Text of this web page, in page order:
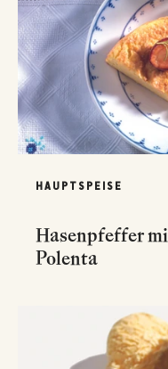
HAUPTSPEISE
Hasenpfeffer
Polenta